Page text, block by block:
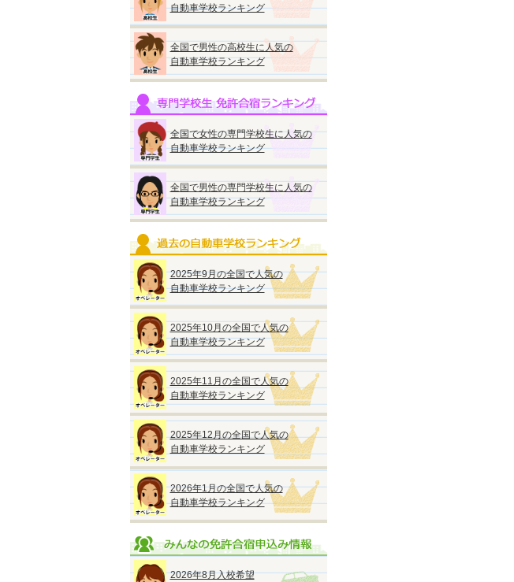
自動車学校ランキング
全国で男性の高校生に人気の
自動車学校ランキング
全国で女性の専門学校生に人気の
自動車学校ランキング
全国で男性の専門学校生に人気の
自動車学校ランキング
2025年9月の全国で人気の
自動車学校ランキング
2025年10月の全国で人気の
自動車学校ランキング
2025年11月の全国で人気の
自動車学校ランキング
2025年12月の全国で人気の
自動車学校ランキング
2026年1月の全国で人気の
自動車学校ランキング
2026年8月入校希望